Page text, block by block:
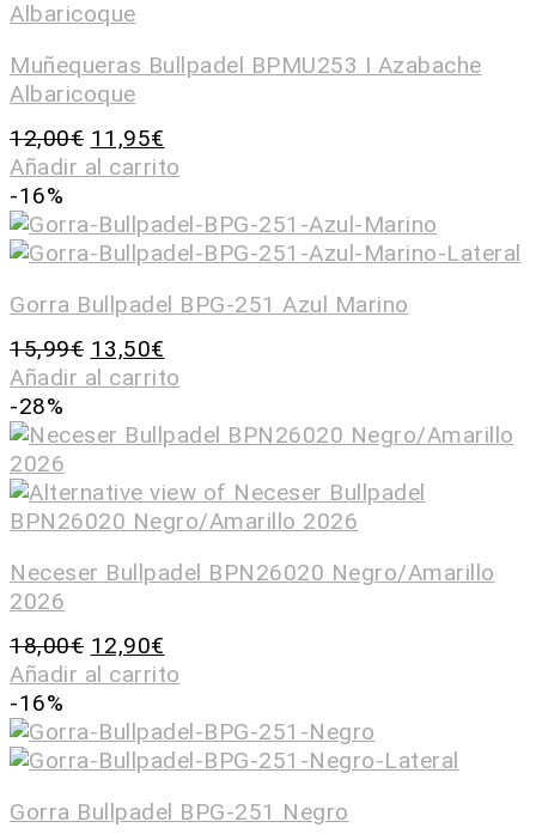
Muñequeras Bullpadel BPMU253 I Azabache
Albaricoque
12,00€ 11,95€
Añadir al carrito
-16%
Gorra Bullpadel BPG-251 Azul Marino
15,99€ 13,50€
Añadir al carrito
-28%
Neceser Bullpadel BPN26020 Negro/Amarillo
2026
18,00€ 12,90€
Añadir al carrito
-16%
Gorra Bullpadel BPG-251 Negro